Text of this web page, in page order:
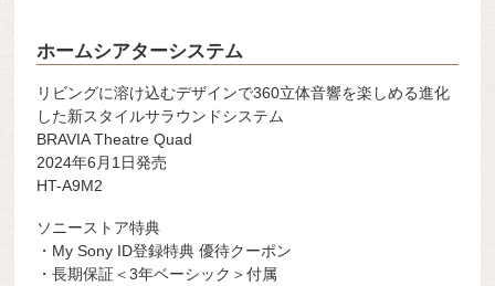
ホームシアターシステム
リビングに溶け込むデザインで360立体音響を楽しめる進化
した新スタイルサラウンドシステム
BRAVIA Theatre Quad
2024年6月1日発売
HT-A9M2
ソニーストア特典
・My Sony ID登録特典 優待クーポン
・長期保証＜3年ベーシック＞付属